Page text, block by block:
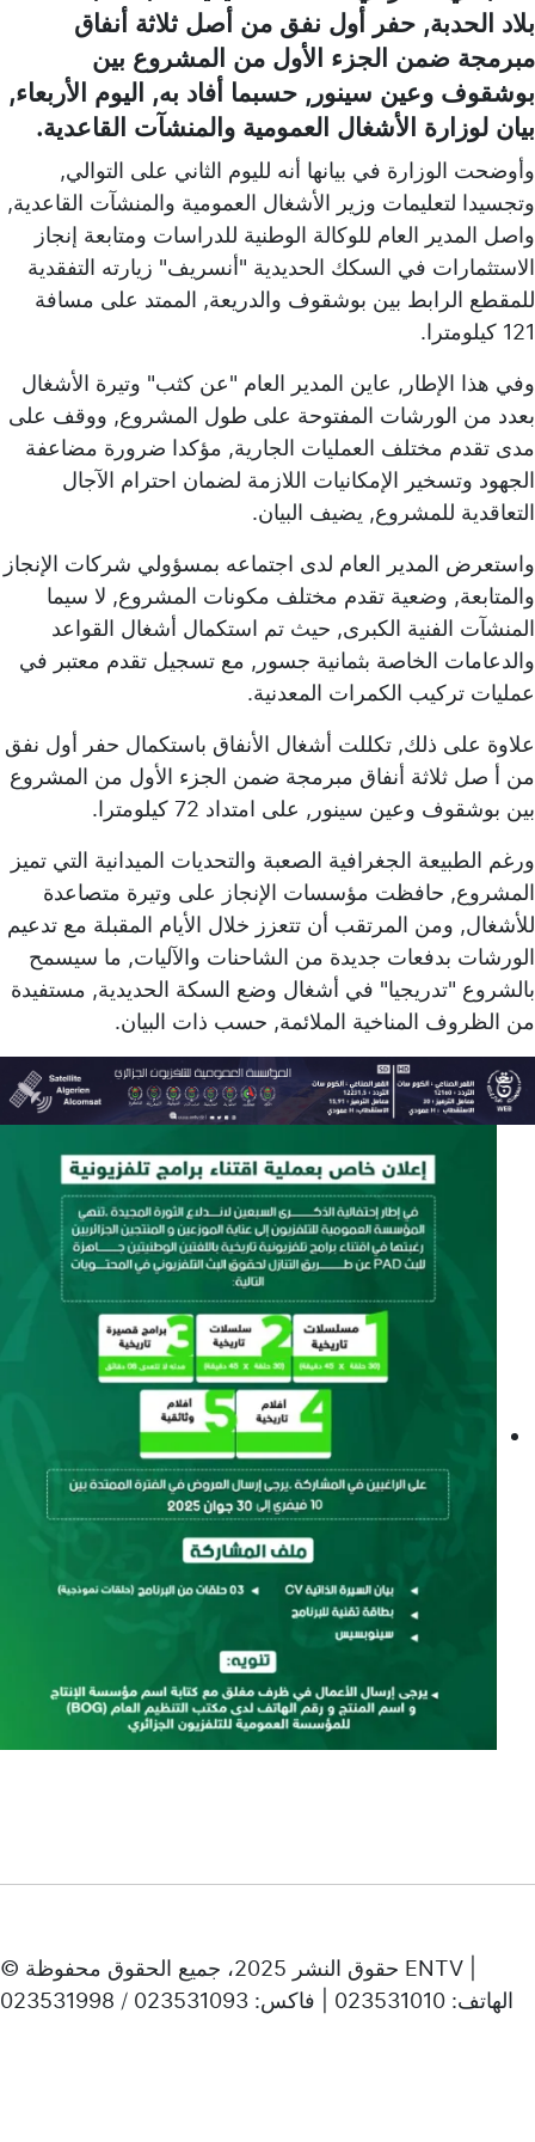
بلاد الحدبة, حفر أول نفق من أصل ثلاثة أنفاق
مبرمجة ضمن الجزء الأول من المشروع بين
بوشقوف وعين سينور, حسبما أفاد به, اليوم الأربعاء,
بيان لوزارة الأشغال العمومية والمنشآت القاعدية.
وأوضحت الوزارة في بيانها أنه لليوم الثاني على التوالي,
وتجسيدا لتعليمات وزير الأشغال العمومية والمنشآت القاعدية,
واصل المدير العام للوكالة الوطنية للدراسات ومتابعة إنجاز
الاستثمارات في السكك الحديدية "أنسريف" زيارته التفقدية
للمقطع الرابط بين بوشقوف والدريعة, الممتد على مسافة
121 كيلومترا.
وفي هذا الإطار, عاين المدير العام "عن كثب" وتيرة الأشغال
بعدد من الورشات المفتوحة على طول المشروع, ووقف على
مدى تقدم مختلف العمليات الجارية, مؤكدا ضرورة مضاعفة
الجهود وتسخير الإمكانيات اللازمة لضمان احترام الآجال
التعاقدية للمشروع, يضيف البيان.
واستعرض المدير العام لدى اجتماعه بمسؤولي شركات الإنجاز
والمتابعة, وضعية تقدم مختلف مكونات المشروع, لا سيما
المنشآت الفنية الكبرى, حيث تم استكمال أشغال القواعد
والدعامات الخاصة بثمانية جسور, مع تسجيل تقدم معتبر في
عمليات تركيب الكمرات المعدنية.
علاوة على ذلك, تكللت أشغال الأنفاق باستكمال حفر أول نفق
من أ صل ثلاثة أنفاق مبرمجة ضمن الجزء الأول من المشروع
بين بوشقوف وعين سينور, على امتداد 72 كيلومترا.
ورغم الطبيعة الجغرافية الصعبة والتحديات الميدانية التي تميز
المشروع, حافظت مؤسسات الإنجاز على وتيرة متصاعدة
للأشغال, ومن المرتقب أن تتعزز خلال الأيام المقبلة مع تدعيم
الورشات بدفعات جديدة من الشاحنات والآليات, ما سيسمح
بالشروع "تدريجيا" في أشغال وضع السكة الحديدية, مستفيدة
من الظروف المناخية الملائمة, حسب ذات البيان.
© حقوق النشر 2025، جميع الحقوق محفوظة ENTV |
الهاتف: 023531010 | فاكس: 023531093 / 023531998